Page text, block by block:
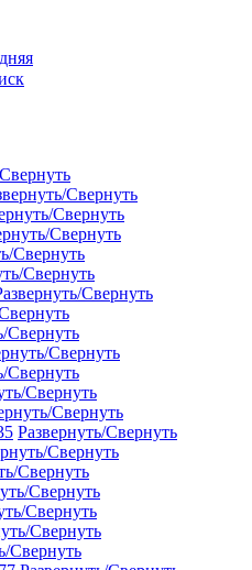
Свернуть
Свернуть
Свернуть
Свернуть
Свернуть
Свернуть
Свернуть
Свернуть
Свернуть
Свернуть
Свернуть
Развернуть/Свернуть
Свернуть
Свернуть
Свернуть
Свернуть
Свернуть
Свернуть